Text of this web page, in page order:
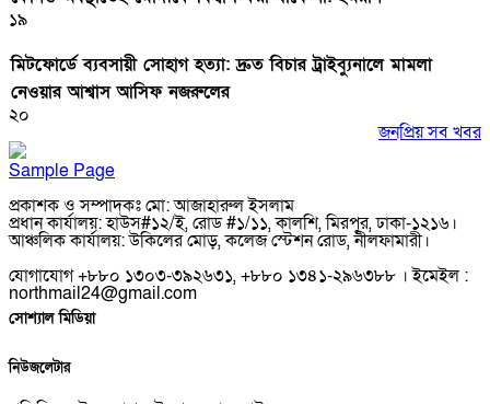
১৯
মিটফোর্ডে ব্যবসায়ী সোহাগ হত্যা: দ্রুত বিচার ট্রাইব্যুনালে মামলা
নেওয়ার আশ্বাস আসিফ নজরুলের
২০
জনপ্রিয় সব খবর
Sample Page
প্রকাশক ও সম্পাদকঃ মো: আজাহারুল ইসলাম
প্রধান কার্যালয়: হাউস#১২/ই, রোড #১/১১, কালশি, মিরপুর, ঢাকা-১২১৬।
আঞ্চলিক কার্যালয়: উকিলের মোড়, কলেজ স্টেশন রোড, নীলফামারী।
যোগাযোগ +৮৮০ ১৩০৩-৩৯২৬৩১, +৮৮০ ১৩৪১-২৯৬৩৮৮ । ইমেইল :
northmail24@gmail.com
সোশ্যাল মিডিয়া
নিউজলেটার